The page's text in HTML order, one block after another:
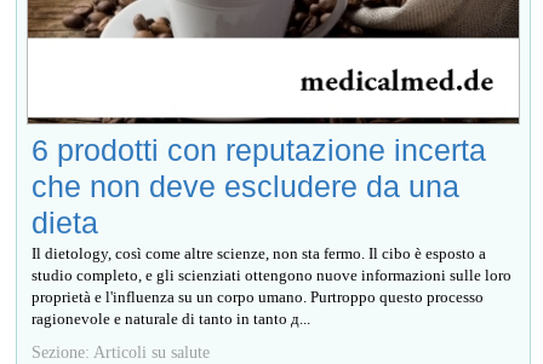
6 prodotti con reputazione incerta
che non deve escludere da una
dieta
Il dietology, così come altre scienze, non sta fermo. Il cibo è esposto a
studio completo, e gli scienziati ottengono nuove informazioni sulle loro
proprietà e l'influenza su un corpo umano. Purtroppo questo processo
ragionevole e naturale di tanto in tanto д...
Sezione: Articoli su salute